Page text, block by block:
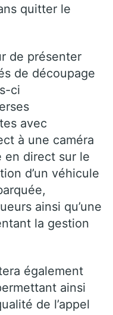
quitter le
de présenter
de découpage
ci
avec
à une caméra
en direct sur le
d’un véhicule
ainsi qu’une
la gestion
également
ainsi
de l’appel